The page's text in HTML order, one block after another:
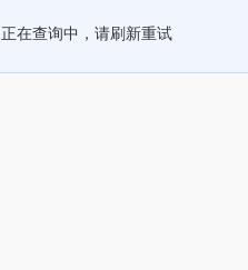
正在查询中，请刷新重试